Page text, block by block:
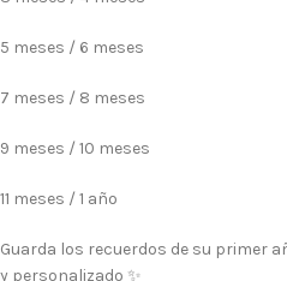
5 meses / 6 meses
7 meses / 8 meses
9 meses / 10 meses
11 meses / 1 año
Guarda los recuerdos de su primer
y personalizado ✨